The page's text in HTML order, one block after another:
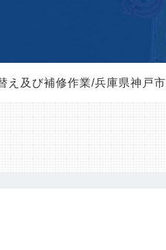
え及び補修作業/兵庫県神戸市